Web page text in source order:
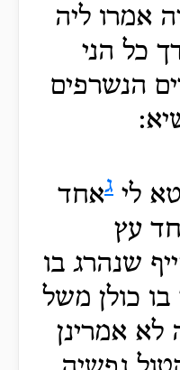
אמרו ליה
כל הני
הנשרפים
לי גאחד
עץ
שנהרג בו
כולן משל
לא אמרינן